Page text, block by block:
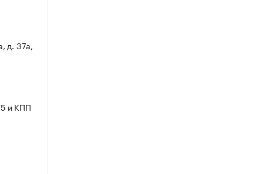
д. 37а,
и КПП